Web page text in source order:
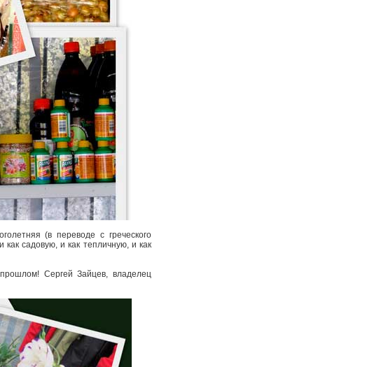
(в переводе с греческого
садовую, и как тепличную, и как
Сергей Зайцев, владелец